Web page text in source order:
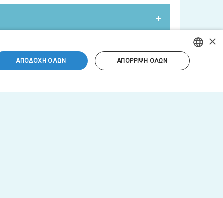
πρώτοι για τις νέες κυκλοφορίες, τις
των newsletters.
GREEK
×
ΑΠΟΔΟΧΉ ΌΛΩΝ ΑΠΌΡΡΙΨΗ ΌΛΩΝ